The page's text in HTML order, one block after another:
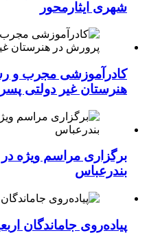
شهری ایثارمحور
کادرآموزشی مجرب و
هنرستان غیر دولتی
برگزاری مراسم ویژه
بندرعباس
پیاده‌روی جاماندگان